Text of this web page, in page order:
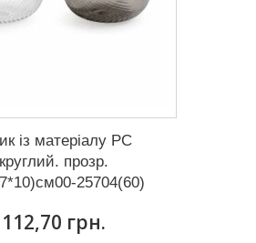
із матеріалу РС
круглий. прозр.
25704(60)
112,70 грн.